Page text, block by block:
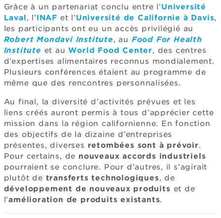
Grâce à un partenariat conclu entre l’Université
Laval, l’INAF et l’Université de Californie à Davis,
les participants ont eu un accès privilégié au
Robert Mondavi Institute, au Food For Health
Institute et auWorld Food Center, des centres
d’expertises alimentaires reconnus mondialement.
Plusieurs conférences étaient au programme de
même que des rencontres personnalisées.
Au final, la diversité d’activités prévues et les
liens créés auront permis à tous d’apprécier cette
mission dans la région californienne. En fonction
des objectifs de la dizaine d’entreprises
présentes, diverses retombées sont à prévoir.
Pour certains, de nouveaux accords industriels
pourraient se conclure. Pour d’autres, il s’agirait
plutôt de transferts technologiques, de
développement de nouveaux produits et de
l’amélioration de produits existants.